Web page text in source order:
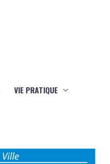
VIE PRATIQUE